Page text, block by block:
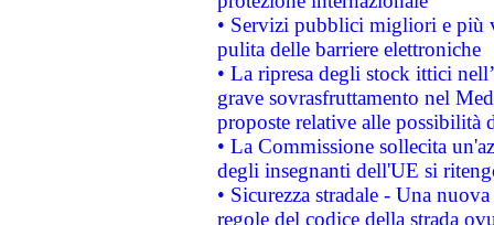
• Servizi pubblici migliori e più
pulita delle barriere elettroniche
• La ripresa degli stock ittici
grave sovrasfruttamento nel
proposte relative alle possibilità
• La Commissione sollecita
degli insegnanti dell'UE si
• Sicurezza stradale - Una
regole del codice della strada